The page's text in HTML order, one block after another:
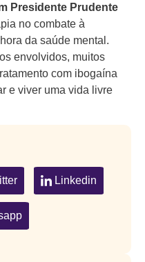
Presidente Prudente
no combate à
da saúde mental.
envolvidos, muitos
com ibogaína
e viver uma vida livre
Linkedin